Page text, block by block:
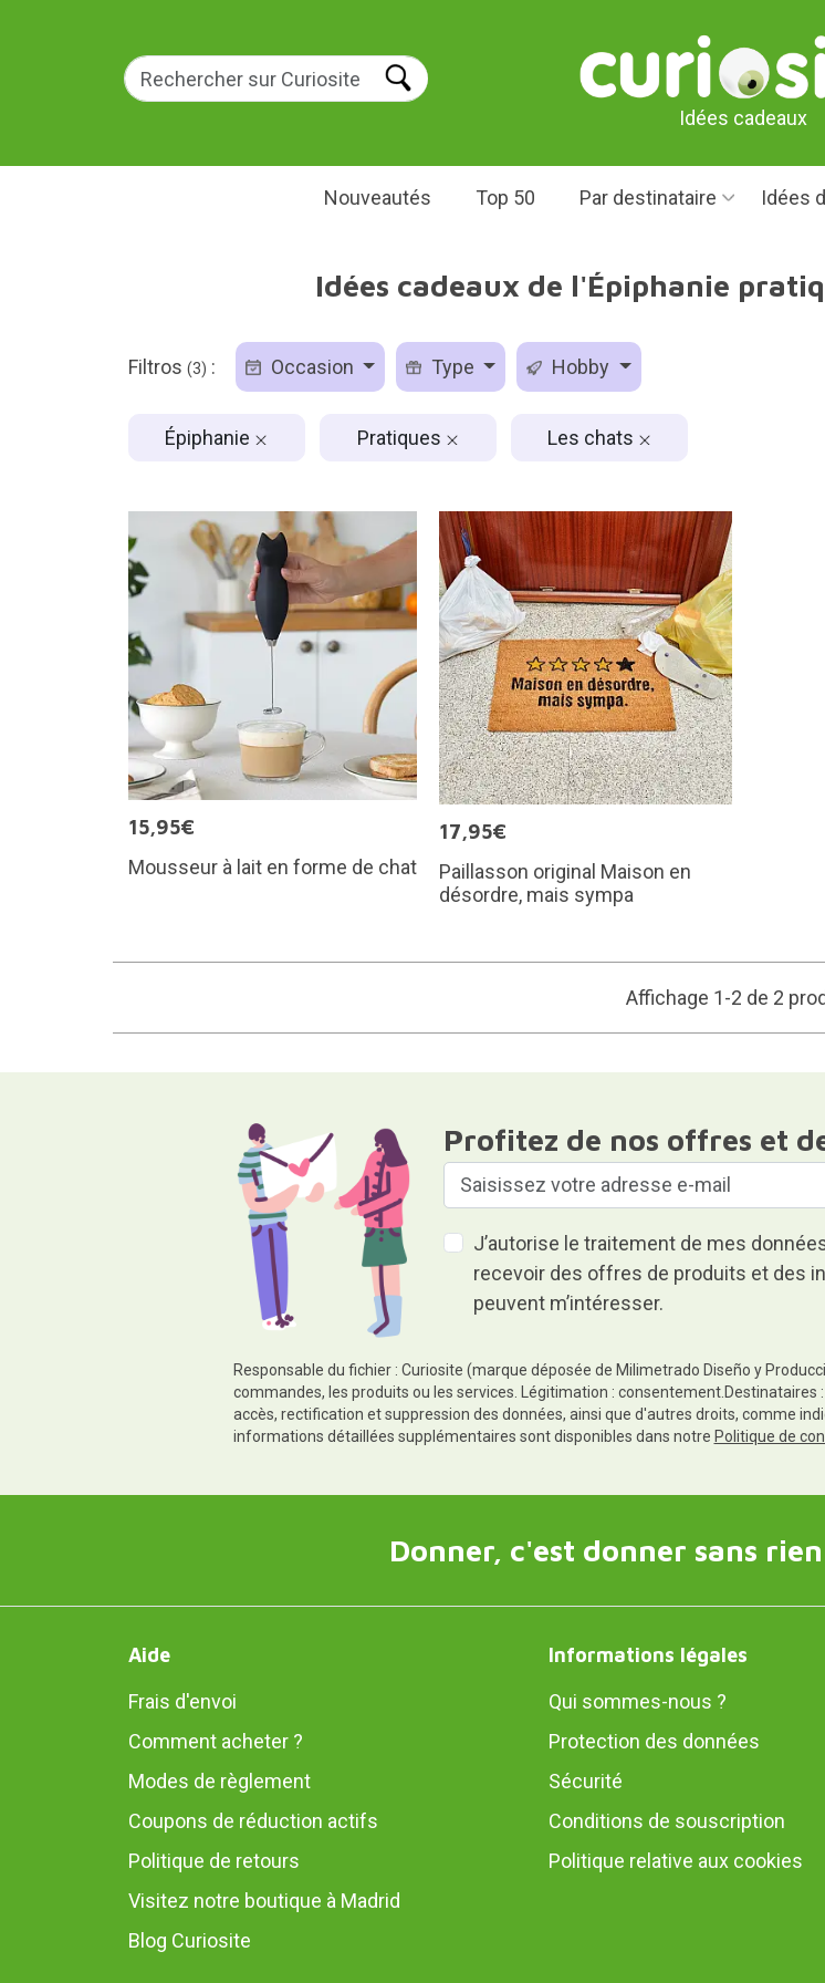
Idées cadeaux
Nouveautés Top 50 Par destinataire Idées
Idées cadeaux de l'Épiphanie
Filtros (3) : Occasion Type Hobby
Épiphanie Pratiques Les chats
15,95€
Mousseur à lait en forme de chat
17,95€
Paillasson original Maison en
désordre, mais sympa
Affichage 1-2 de 2
Profitez de nos offres et
J’autorise le traitement de mes
recevoir des offres de produits et des
peuvent m’intéresser.
Responsable du fichier : Curiosite (marque déposée de Milimetrado Diseño y
commandes, les produits ou les services. Légitimation : consentement.Destinataires
accès, rectification et suppression des données, ainsi que d'autres droits, comme
informations détaillées supplémentaires sont disponibles dans notre Politique de
Donner, c'est donner sans
Aide
Frais d'envoi
Comment acheter ?
Modes de règlement
Coupons de réduction actifs
Politique de retours
Visitez notre boutique à Madrid
Blog Curiosite
Informations légales
Qui sommes-nous ?
Protection des données
Sécurité
Conditions de souscription
Politique relative aux cookies